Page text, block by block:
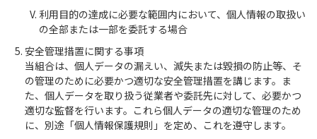
利用目的の達成に必要な範囲内において、個人情報の取扱い
の全部または一部を委託する場合
安全管理措置に関する事項
当組合は、個人データの漏えい、滅失または毀損の防止等、そ
の管理のために必要かつ適切な安全管理措置を講じます。ま
た、個人データを取り扱う従業者や委託先に対して、必要かつ
適切な監督を行います。これら個人データの適切な管理のため
に、別途「個人情報保護規則」を定め、これを遵守します。